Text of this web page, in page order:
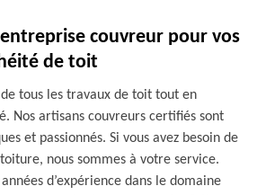
couvreur pour vos
de toit
de tous les travaux de toit tout en
Nos artisans couvreurs certifiés sont
et passionnés. Si vous avez besoin de
nous sommes à votre service.
d’expérience dans le domaine